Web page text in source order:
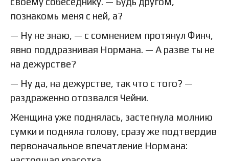
познакомь меня с ней, а?
— Ну не знаю, — с сомнением протянул Финч,
явно поддразнивая Нормана. — А разве ты не
на дежурстве?
— Ну да, на дежурстве, так что с того? —
раздраженно отозвался Чейни.
Женщина уже поднялась, застегнула молнию
сумки и подняла голову, сразу же подтвердив
первоначальное впечатление Нормана: